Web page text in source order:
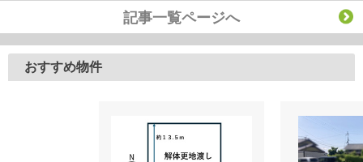
記事一覧ページへ
おすすめ物件